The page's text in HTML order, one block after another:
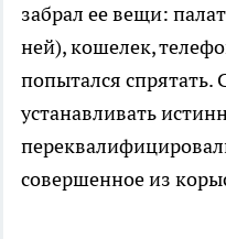
забрал ее вещи:
ней), кошелек,
попытался спрятать.
устанавливать
совершенное из